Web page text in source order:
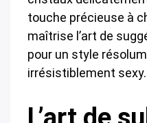
touche précieuse à
maîtrise l’art de
pour un style
irrésistiblement sexy.